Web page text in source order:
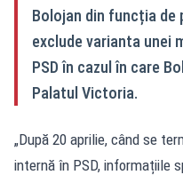
Bolojan din funcția de
exclude varianta unei
PSD în cazul în care
Palatul Victoria.
„După 20 aprilie, când se
internă în PSD, informațiile